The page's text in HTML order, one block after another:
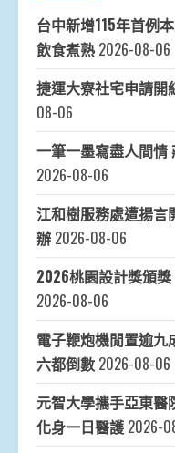
台中新增115年首例
飲食煮熟 2026-08-06
捷運大寮社宅申請開
08-06
一筆一墨寫盡人間情
2026-08-06
江和樹服務處遭揚
辦 2026-08-06
2026桃園設計獎頒
2026-08-06
電子鞭炮機閒置逾九
六都倒數 2026-08-06
元智大學攜手亞東
化身一日醫護 2026-